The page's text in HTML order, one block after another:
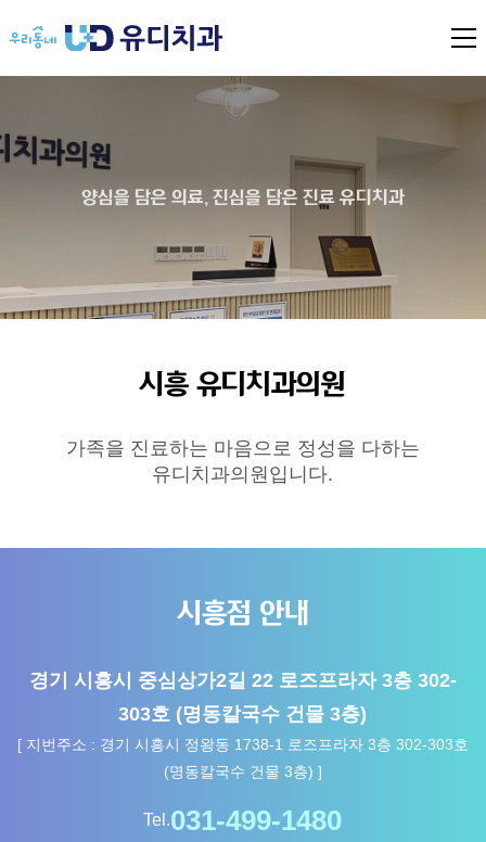
전
메
양심을 담은 의료, 진심을 담은 진료 유디치과
시흥 유디치과의원
가족을 진료하는 마음으로 정성을 다하는
유디치과의원입니다.
시흥점 안내
경기 시흥시 중심상가2길 22 로즈프라자 3층 302-
303호 (명동칼국수 건물 3층)
[ 지번주소 : 경기 시흥시 정왕동 1738-1 로즈프라자 3층 302-303호
(명동칼국수 건물 3층) ]
Tel.